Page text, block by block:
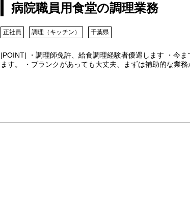
病院職員用食堂の調理業務
正社員 調理（キッチン） 千葉県
|POINT| ・調理師免許、給食調理経験者優遇します ・今
ます。 ・ブランクがあっても大丈夫、まずは補助的な業務